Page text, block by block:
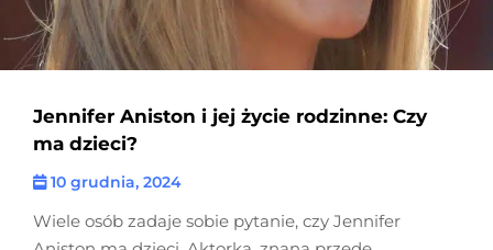
Jennifer Aniston i jej życie rodzinne: Czy
ma dzieci?
10 grudnia, 2024
Wiele osób zadaje sobie pytanie, czy Jennifer